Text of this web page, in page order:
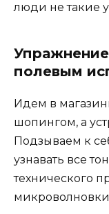
люди не такие
полевым
Идем в
шопингом, а
Подзываем к
узнавать все
технического